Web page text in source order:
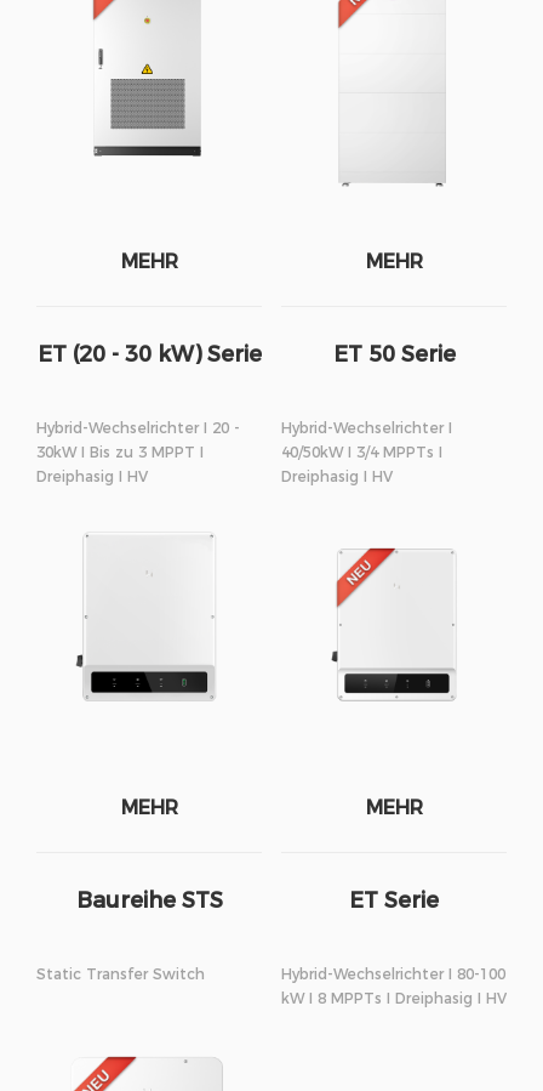
MEHR MEHR
ET (20 - 30 kW) Serie
Hybrid-Wechselrichter I 20 -
30kW I Bis zu 3 MPPT I
Dreiphasig I HV
MEHR
ET 50 Serie
Hybrid-Wechselrichter I
40/50kW I 3/4 MPPTs I
Dreiphasig I HV
MEHR
Baureihe STS
Static Transfer Switch
ET Serie
Hybrid-Wechselrichter I 80-100
kW I 8 MPPTs I Dreiphasig I HV